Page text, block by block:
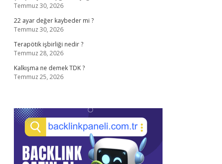
Temmuz 30, 2026
22 ayar değer kaybeder mi ?
Temmuz 30, 2026
Terapötik işbirliği nedir ?
Temmuz 28, 2026
Kalkışma ne demek TDK ?
Temmuz 25, 2026